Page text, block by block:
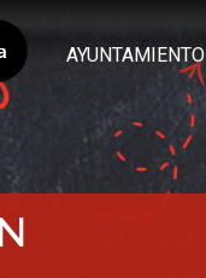
AYUNTAMIENTO